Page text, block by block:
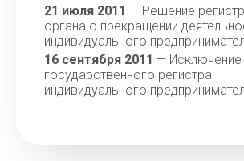
21 июля 2011 — Решение
органа о прекращении
индивидуального
16 сентября 2011 — Исключение
государственного регистра
индивидуального